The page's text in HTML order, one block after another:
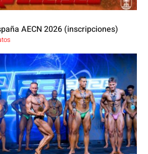
AECN 2026 (inscripciones)